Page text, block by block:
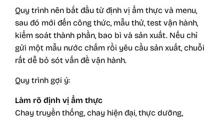
Quy trình nên bắt đầu từ định vị ẩm thực và menu,
sau đó mới đến công thức, mẫu thử, test vận hành,
kiểm soát thành phần, bao bì và sản xuất. Nếu chỉ
gửi một mẫu nước chấm rồi yêu cầu sản xuất, chuỗi
rất dễ bỏ sót vấn đề vận hành.
Quy trình gợi ý:
Làm rõ định vị ẩm thực
Chay truyền thống, chay hiện đại, thực dưỡng,